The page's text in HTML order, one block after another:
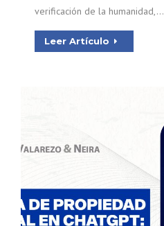
verificación de la humanidad,…
Leer Artículo